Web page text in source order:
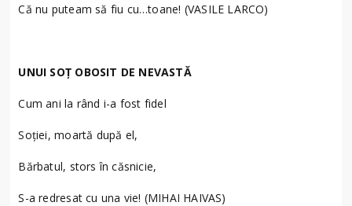
Că nu puteam să fiu cu…toane! (VASILE LARCO)
UNUI SOŢ OBOSIT DE NEVASTĂ
Cum ani la rând i-a fost fidel
Soţiei, moartă după el,
Bărbatul, stors în căsnicie,
S-a redresat cu una vie! (MIHAI HAIVAS)